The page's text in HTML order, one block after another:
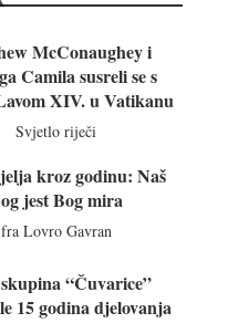
McConaughey i
Camila susreli se s
XIV. u Vatikanu
Svjetlo riječi
kroz godinu: Naš
jest Bog mira
fra Lovro Gavran
“Čuvarice”
15 godina djelovanja